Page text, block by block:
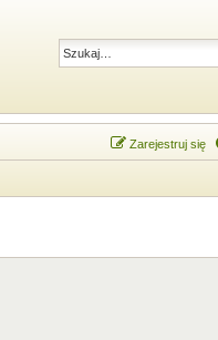
Zarejestruj się